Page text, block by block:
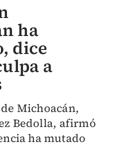
ha
dice
a
Michoacán,
Bedolla, afirmó
ha mutado